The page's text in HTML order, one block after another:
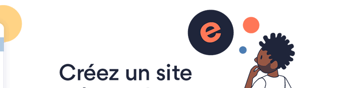
Actions Multimédias
Livre d'or